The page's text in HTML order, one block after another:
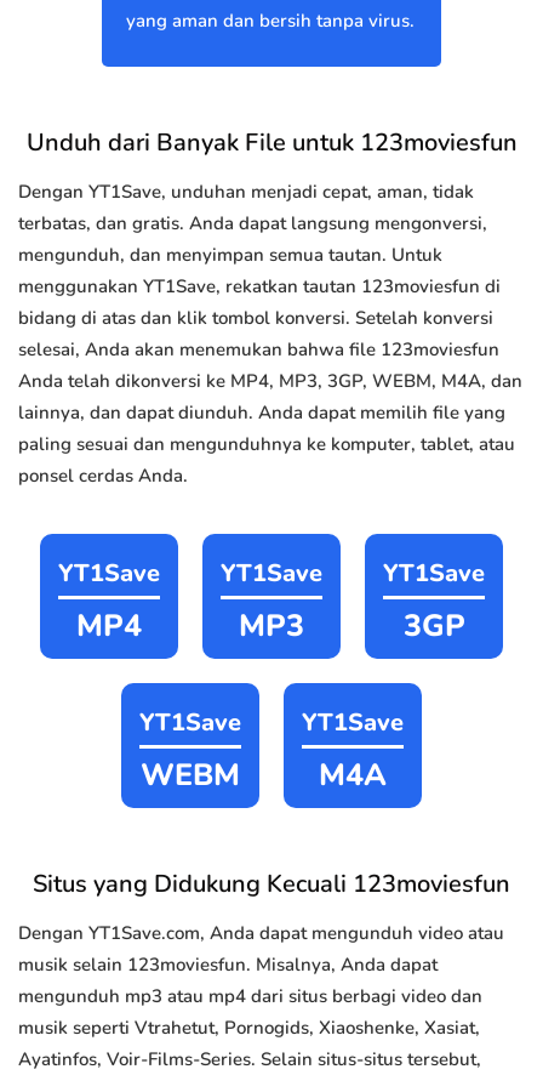
yang aman dan bersih tanpa virus.
Unduh dari Banyak File untuk 123moviesfun
Dengan YT1Save, unduhan menjadi cepat, aman, tidak
terbatas, dan gratis. Anda dapat langsung mengonversi,
mengunduh, dan menyimpan semua tautan. Untuk
menggunakan YT1Save, rekatkan tautan 123moviesfun di
bidang di atas dan klik tombol konversi. Setelah konversi
selesai, Anda akan menemukan bahwa file 123moviesfun
Anda telah dikonversi ke MP4, MP3, 3GP, WEBM, M4A, dan
lainnya, dan dapat diunduh. Anda dapat memilih file yang
paling sesuai dan mengunduhnya ke komputer, tablet, atau
ponsel cerdas Anda.
YT1Save
MP4
YT1Save
MP3
YT1Save
3GP
YT1Save
WEBM
YT1Save
M4A
Situs yang Didukung Kecuali 123moviesfun
Dengan YT1Save.com, Anda dapat mengunduh video atau
musik selain 123moviesfun. Misalnya, Anda dapat
mengunduh mp3 atau mp4 dari situs berbagi video dan
musik seperti Vtrahetut, Pornogids, Xiaoshenke, Xasiat,
Ayatinfos, Voir-Films-Series. Selain situs-situs tersebut,